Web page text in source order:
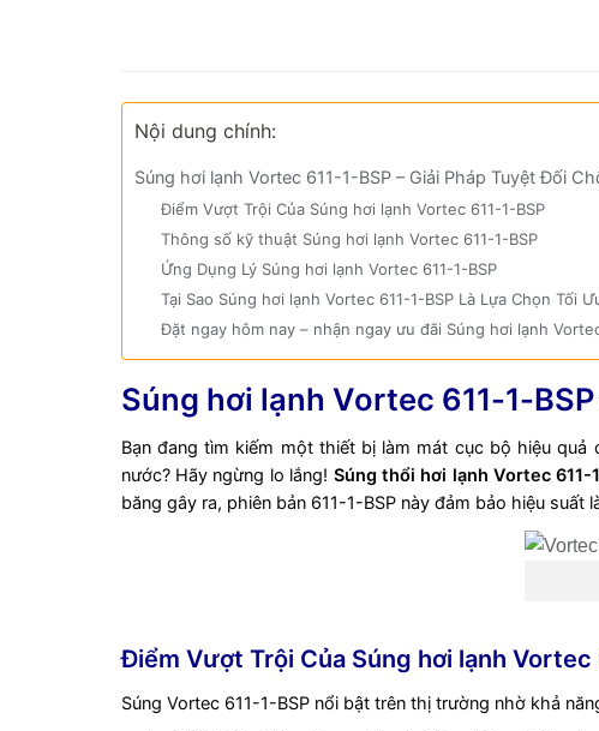
Nội dung chính:
Súng hơi lạnh Vortec 611-1-BSP – Giải Pháp Tuyệt Đối
Điểm Vượt Trội Của Súng hơi lạnh Vortec 611-1-BSP
Thông số kỹ thuật Súng hơi lạnh Vortec 611-1-BSP
Ứng Dụng Lý Súng hơi lạnh Vortec 611-1-BSP
Tại Sao Súng hơi lạnh Vortec 611-1-BSP Là Lựa Chọn Tối
Đặt ngay hôm nay – nhận ngay ưu đãi Súng hơi lạnh
Súng hơi lạnh Vortec 611-1-
Bạn đang tìm kiếm một thiết bị làm mát cục bộ hiệu
nước? Hãy ngừng lo lắng! Súng thổi hơi lạnh Vortec 611-
băng gây ra, phiên bản 611-1-BSP này đảm bảo hiệu
Điểm Vượt Trội Của Súng hơi lạnh Vortec
Súng Vortec 611-1-BSP nổi bật trên thị trường nhờ khả